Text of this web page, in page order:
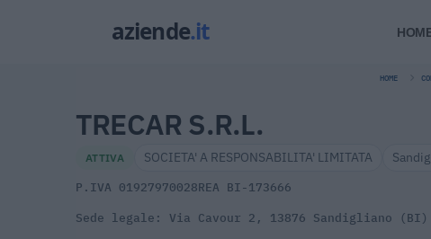
HOME
TRECAR S.R.L.
ATTIVA SOCIETA' A RESPONSABILITA' LIMITATA
P.IVA 01927970028REA BI-173666
Sede legale: Via Cavour 2, 13876 Sandigliano (BI)